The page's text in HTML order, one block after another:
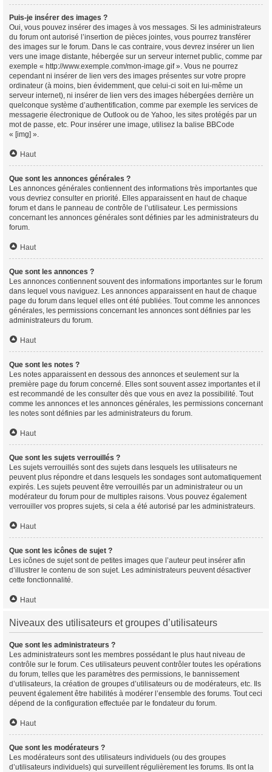
Puis-je insérer des images ?
Oui, vous pouvez insérer des images à vos messages. Si les administrateurs
du forum ont autorisé l’insertion de pièces jointes, vous pourrez transférer
des images sur le forum. Dans le cas contraire, vous devrez insérer un lien
vers une image distante, hébergée sur un serveur internet public, comme par
exemple « http://www.exemple.com/mon-image.gif ». Vous ne pourrez
cependant ni insérer de lien vers des images présentes sur votre propre
ordinateur (à moins, bien évidemment, que celui-ci soit en lui-même un
serveur internet), ni insérer de lien vers des images hébergées derrière un
quelconque système d’authentification, comme par exemple les services de
messagerie électronique de Outlook ou de Yahoo, les sites protégés par un
mot de passe, etc. Pour insérer une image, utilisez la balise BBCode
« [img] ».
Haut
Que sont les annonces générales ?
Les annonces générales contiennent des informations très importantes que
vous devriez consulter en priorité. Elles apparaissent en haut de chaque
forum et dans le panneau de contrôle de l’utilisateur. Les permissions
concernant les annonces générales sont définies par les administrateurs du
forum.
Haut
Que sont les annonces ?
Les annonces contiennent souvent des informations importantes sur le forum
dans lequel vous naviguez. Les annonces apparaissent en haut de chaque
page du forum dans lequel elles ont été publiées. Tout comme les annonces
générales, les permissions concernant les annonces sont définies par les
administrateurs du forum.
Haut
Que sont les notes ?
Les notes apparaissent en dessous des annonces et seulement sur la
première page du forum concerné. Elles sont souvent assez importantes et il
est recommandé de les consulter dès que vous en avez la possibilité. Tout
comme les annonces et les annonces générales, les permissions concernant
les notes sont définies par les administrateurs du forum.
Haut
Que sont les sujets verrouillés ?
Les sujets verrouillés sont des sujets dans lesquels les utilisateurs ne
peuvent plus répondre et dans lesquels les sondages sont automatiquement
expirés. Les sujets peuvent être verrouillés par un administrateur ou un
modérateur du forum pour de multiples raisons. Vous pouvez également
verrouiller vos propres sujets, si cela a été autorisé par les administrateurs.
Haut
Que sont les icônes de sujet ?
Les icônes de sujet sont de petites images que l’auteur peut insérer afin
d’illustrer le contenu de son sujet. Les administrateurs peuvent désactiver
cette fonctionnalité.
Haut
Niveaux des utilisateurs et groupes d’utilisateurs
Que sont les administrateurs ?
Les administrateurs sont les membres possédant le plus haut niveau de
contrôle sur le forum. Ces utilisateurs peuvent contrôler toutes les opérations
du forum, telles que les paramètres des permissions, le bannissement
d’utilisateurs, la création de groupes d’utilisateurs ou de modérateurs, etc. Ils
peuvent également être habilités à modérer l’ensemble des forums. Tout ceci
dépend de la configuration effectuée par le fondateur du forum.
Haut
Que sont les modérateurs ?
Les modérateurs sont des utilisateurs individuels (ou des groupes
d’utilisateurs individuels) qui surveillent régulièrement les forums. Ils ont la